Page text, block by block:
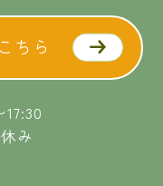
ちら
み